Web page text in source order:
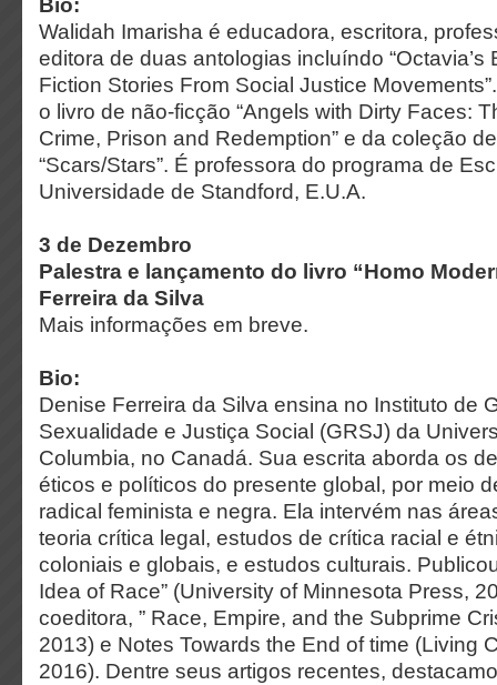
Bio:
Walidah Imarisha é educadora, escritora,
editora de duas antologias incluíndo “Octavia’s
Fiction Stories From Social Justice
o livro de não-ficção “Angels with Dirty Faces:
Crime, Prison and Redemption” e da coleção
“Scars/Stars”. É professora do programa de
Universidade de Standford, E.U.A.
3 de Dezembro
Palestra e lançamento do livro “Homo
Ferreira da Silva
Mais informações em breve.
Bio:
Denise Ferreira da Silva ensina no Instituto de
Sexualidade e Justiça Social (GRSJ) da
Columbia, no Canadá. Sua escrita aborda os
éticos e políticos do presente global, por meio
radical feminista e negra. Ela intervém nas
teoria crítica legal, estudos de crítica racial e
coloniais e globais, e estudos culturais.
Idea of Race” (University of Minnesota Press,
coeditora, ” Race, Empire, and the Subprime
2013) e Notes Towards the End of time (Living
2016). Dentre seus artigos recentes,